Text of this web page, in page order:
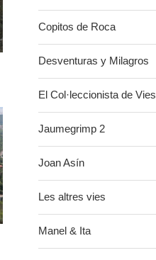
Copitos de Roca
Desventuras y Milagros
El Col·leccionista de Vies
Jaumegrimp 2
Joan Asín
Les altres vies
Manel & Ita